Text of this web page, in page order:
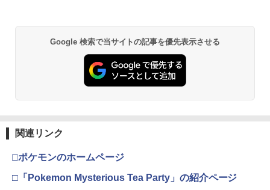
任天堂 【Switch2】ゼルダの伝説 ブレス
オブ ザ ワイルド Nintendo Switch 2 Ed
ition [NXS-P-AAAAH NSW2 ゼルダノデ
4
【特典】ほの暮しの庭 switch2版(【初
回外付特典】切り取れるクリアカード)
スプラトゥーン レイダース -Switch2
Beast of Reincarnation -PS5 【特典】
プロダクトコード 封入
￥7,286
￥11,980
【純正品】Xbox ワイヤレス コントロー
ラー (ロボット ホワイト)
￥7,681
【純正品】Xbox ワイヤレス コントロー
4
【純正品】Xbox 充電式バッテリー + US
劇場版「鬼滅の刃」無限城編 第一章 猗
窩座再来 通常版 [DVD]
￥3,523
(オリジナル特典:オリジナル巾着＋メー
カー特典:【坤と離】二振りの剣、十翼よ
り来たる！スタジオ描き下ろしイラスト
ボード付) [Blu-ray]
Google 検索で当サイトの記事を優先表示させる
関連リンク
□ポケモンのホームページ
□「Pokemon Mysterious Tea Party」の紹介ページ